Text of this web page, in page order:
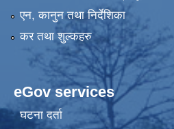
एन, कानुन तथा निर्देशिका
कर तथा शुल्कहरु
eGov services
घटना दर्ता